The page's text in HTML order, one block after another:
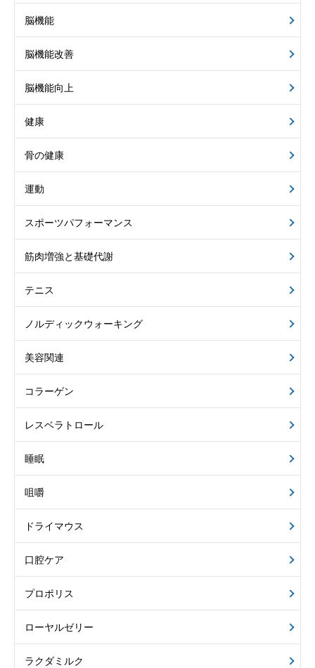
脳機能
脳機能改善
脳機能向上
健康
骨の健康
運動
スポーツパフォーマンス
筋肉増強と基礎代謝
テニス
ノルディックウォーキング
美容関連
コラーゲン
レスベラトロール
睡眠
咀嚼
ドライマウス
口腔ケア
プロポリス
ローヤルゼリー
ラクダミルク